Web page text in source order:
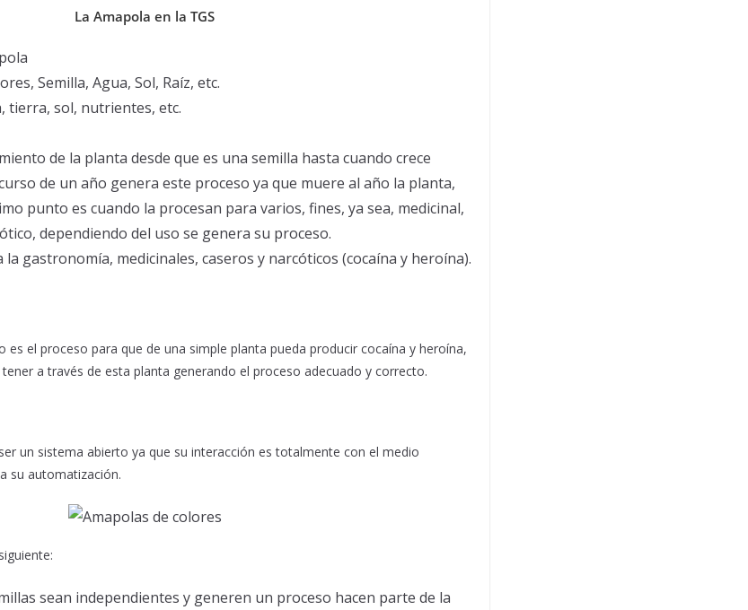
La Amapola en la TGS
Semilla, Agua, Sol, Raíz, etc.
tierra, sol, nutrientes, etc.
de la planta desde que es una semilla hasta cuando crece
de un año genera este proceso ya que muere al año la planta,
punto es cuando la procesan para varios, fines, ya sea, medicinal,
dependiendo del uso se genera su proceso.
la gastronomía, medicinales, caseros y narcóticos (cocaína y heroína).
es el proceso para que de una simple planta pueda producir cocaína y heroína,
a través de esta planta generando el proceso adecuado y correcto.
un sistema abierto ya que su interacción es totalmente con el medio
su automatización.
sean independientes y generen un proceso hacen parte de la